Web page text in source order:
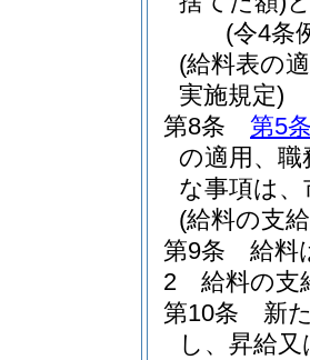
(令4条
(給料表の
実施規定)
第8条
第5
の適用、職
な事項は
(給料の支
第9条
給料
2
給料の支
第10条
新
し、昇給